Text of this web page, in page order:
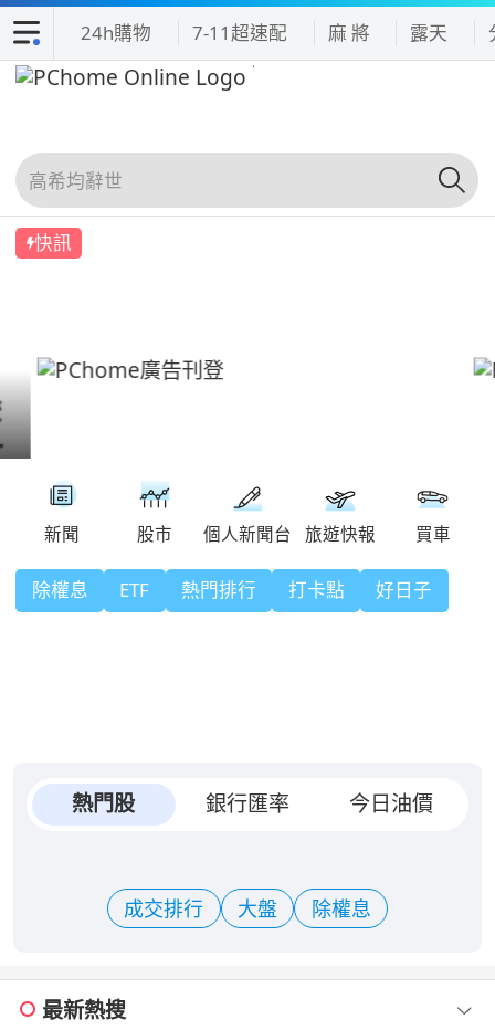
24h購物 7-11超速配 麻 將 露天
快訊
除權息 ETF 熱門排行 打卡點 好日子
熱門股 銀行匯率 今日油價
成交排行 大盤 除權息
最新熱搜